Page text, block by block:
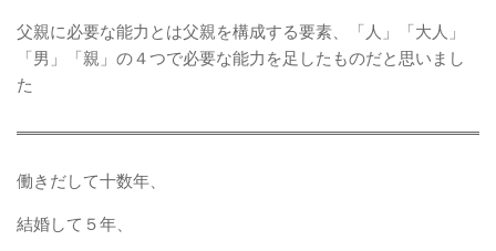
父親に必要な能力とは父親を構成する要素、「人」「大人」
「男」「親」の４つで必要な能力を足したものだと思いまし
た
働きだして十数年、
結婚して５年、